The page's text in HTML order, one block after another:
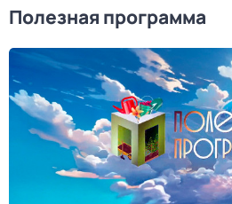
Полезная программа